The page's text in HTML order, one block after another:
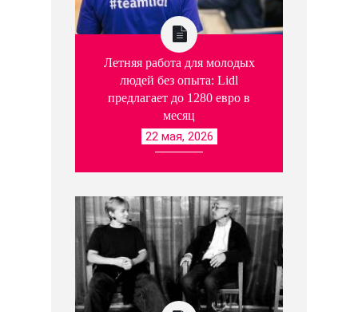
Летняя работа для молодых
людей без опыта: Lidl
предлагает до 1280 евро в
месяц
22 мая, 2026